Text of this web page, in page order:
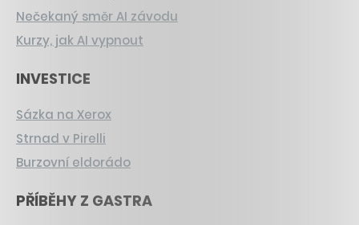
Nečekaný směr AI závodu
Kurzy, jak AI vypnout
INVESTICE
Sázka na Xerox
Strnad v Pirelli
Burzovní eldorádo
PŘÍBĚHY Z GASTRA